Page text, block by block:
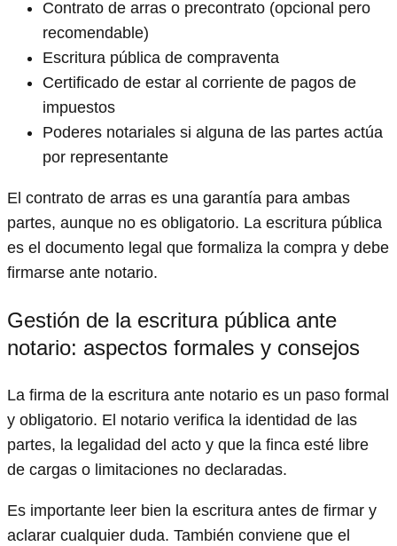
Contrato de arras o precontrato (opcional pero
recomendable)
Escritura pública de compraventa
Certificado de estar al corriente de pagos de
impuestos
Poderes notariales si alguna de las partes actúa
por representante
El contrato de arras es una garantía para ambas
partes, aunque no es obligatorio. La escritura pública
es el documento legal que formaliza la compra y debe
firmarse ante notario.
Gestión de la escritura pública ante
notario: aspectos formales y consejos
La firma de la escritura ante notario es un paso formal
y obligatorio. El notario verifica la identidad de las
partes, la legalidad del acto y que la finca esté libre
de cargas o limitaciones no declaradas.
Es importante leer bien la escritura antes de firmar y
aclarar cualquier duda. También conviene que el